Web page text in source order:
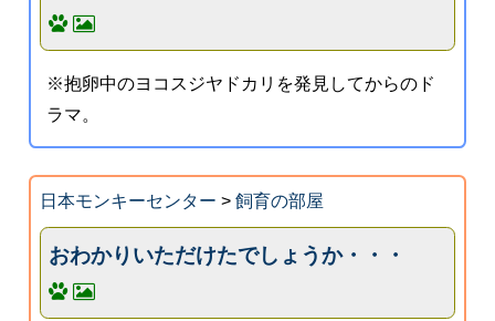
※抱卵中のヨコスジヤドカリを発見してからのド
ラマ。
日本モンキーセンター > 飼育の部屋
おわかりいただけたでしょうか・・・